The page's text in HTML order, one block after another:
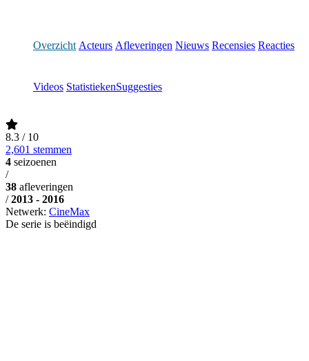
Overzicht Acteurs Afleveringen Nieuws Recensies Reacties
Videos StatistiekenSuggesties
8.3 / 10
2,601 stemmen
4 seizoenen
/
38 afleveringen
/ 2013 - 2016
Netwerk: CineMax
De serie is beëindigd